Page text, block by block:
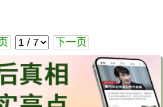
下一页